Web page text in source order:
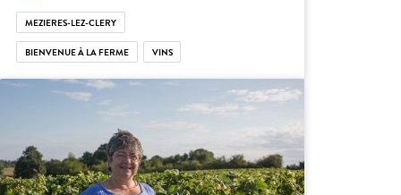
MEZIERES-LEZ-CLERY
BIENVENUE À LA FERME VINS